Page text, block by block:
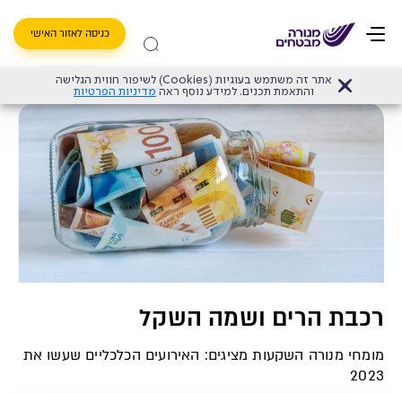
כניסה לאזור האישי
אתר זה משתמש בעוגיות (Cookies) לשיפור חווית הגלישה
והתאמת תכנים. למידע נוסף ראה מדיניות הפרטיות
> רכבת הרים ושמה השקל
רכבת הרים ושמה השקל
מומחי מנורה השקעות מציגים: האירועים הכלכליים שעשו את
2023